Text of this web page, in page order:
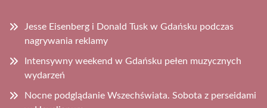
Jesse Eisenberg i Donald Tusk w Gdańsku podczas
nagrywania reklamy
Intensywny weekend w Gdańsku pełen muzycznych
wydarzeń
Nocne podglądanie Wszechświata. Sobota z perseidami